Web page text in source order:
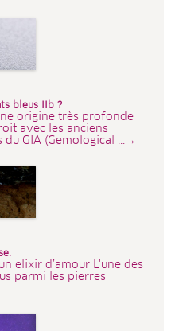
bleus IIb ?
origine très profonde
avec les anciens
du GIA (Gemological ...→
elixir d’amour L'une des
parmi les pierres